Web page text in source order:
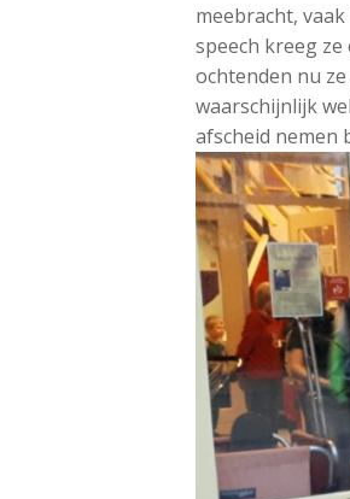
meebracht,
speech kreeg
ochtenden nu
waarschijnlijk
afscheid nemen